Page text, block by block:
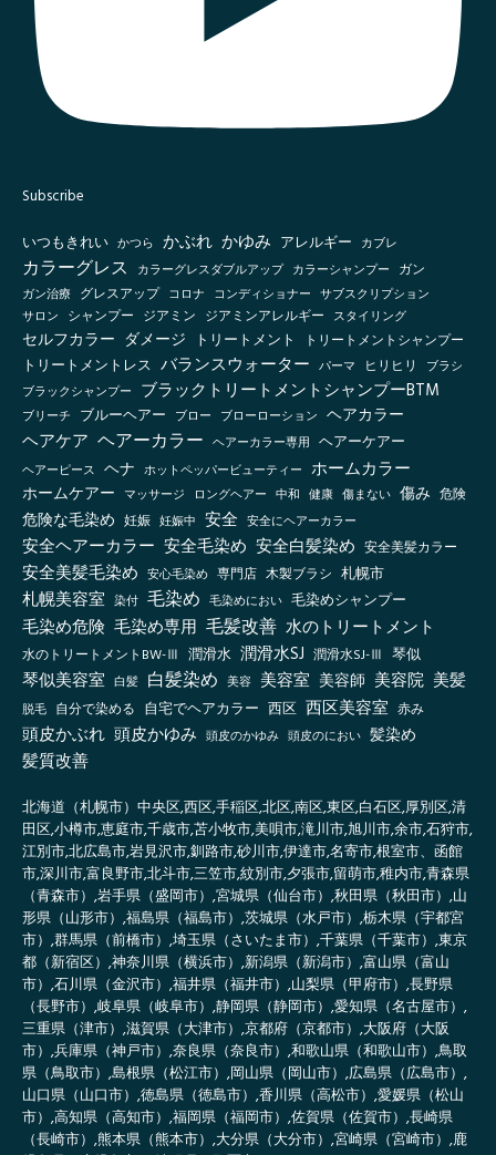
Subscribe
いつもきれい かつら かぶれ かゆみ アレルギー カブレ
カラーグレス カラーグレスダブルアップ カラーシャンプー ガン
ガン治療 グレスアップ コロナ コンディショナー サブスクリプション
サロン シャンプー ジアミン ジアミンアレルギー スタイリング
セルフカラー ダメージ トリートメント
トリートメントシャンプー
トリートメントレス バランスウォーター パーマ ヒリヒリ ブラシ
ブラックシャンプー ブラックトリートメントシャンプーBTM
ブリーチ ブルーヘアー ブロー ブローローション ヘアカラー
ヘアケア ヘアーカラー ヘアーカラー専用 ヘアーケアー
ヘアーピース ヘナ ホットペッパービューティー ホームカラー
ホームケアー マッサージ ロングヘアー 中和 健康 傷まない 傷み 危険
危険な毛染め 妊娠 妊娠中 安全 安全にヘアーカラー
安全ヘアーカラー 安全毛染め 安全白髪染め 安全美髪カラー
安全美髪毛染め 安心毛染め 専門店 木製ブラシ 札幌市
札幌美容室 染付 毛染め 毛染めにおい 毛染めシャンプー
毛染め危険 毛染め専用 毛髪改善 水のトリートメント
水のトリートメントBW-Ⅲ 潤滑水 潤滑水SJ 潤滑水SJ-Ⅲ 琴似
琴似美容室 白髪 白髪染め 美容 美容室 美容師 美容院 美髪
脱毛 自分で染める 自宅でヘアカラー 西区 西区美容室 赤み
頭皮かぶれ 頭皮かゆみ 頭皮のかゆみ 頭皮のにおい 髪染め
髪質改善
北海道（札幌市）中央区,西区,手稲区,北区,南区,東区,白石区,厚別区,清
田区,小樽市,恵庭市,千歳市,苫小牧市,美唄市,滝川市,旭川市,余市,石狩市,
江別市,北広島市,岩見沢市,釧路市,砂川市,伊達市,名寄市,根室市、函館
市,深川市,富良野市,北斗市,三笠市,紋別市,夕張市,留萌市,稚内市,青森県
（青森市）,岩手県（盛岡市）,宮城県（仙台市）,秋田県（秋田市）,山
形県（山形市）,福島県（福島市）,茨城県（水戸市）,栃木県（宇都宮
市）,群馬県（前橋市）,埼玉県（さいたま市）,千葉県（千葉市）,東京
都（新宿区）,神奈川県（横浜市）,新潟県（新潟市）,富山県（富山
市）,石川県（金沢市）,福井県（福井市）,山梨県（甲府市）,長野県
（長野市）,岐阜県（岐阜市）,静岡県（静岡市）,愛知県（名古屋市）,
三重県（津市）,滋賀県（大津市）,京都府（京都市）,大阪府（大阪
市）,兵庫県（神戸市）,奈良県（奈良市）,和歌山県（和歌山市）,鳥取
県（鳥取市）,島根県（松江市）,岡山県（岡山市）,広島県（広島市）,
山口県（山口市）,徳島県（徳島市）,香川県（高松市）,愛媛県（松山
市）,高知県（高知市）,福岡県（福岡市）,佐賀県（佐賀市）,長崎県
（長崎市）,熊本県（熊本市）,大分県（大分市）,宮崎県（宮崎市）,鹿